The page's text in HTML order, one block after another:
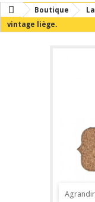
Boutique
vintage liège.